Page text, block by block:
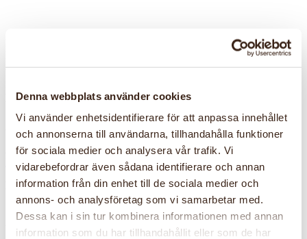
Denna webbplats använder cookies
Vi använder enhetsidentifierare för att anpassa innehållet
och annonserna till användarna, tillhandahålla funktioner
för sociala medier och analysera vår trafik. Vi
vidarebefordrar även sådana identifierare och annan
information från din enhet till de sociala medier och
annons- och analysföretag som vi samarbetar med.
Dessa kan i sin tur kombinera informationen med annan
information som du har tillhandahållit eller som de har
Emma Frost handleder dig i att sy valfri del till din dräkt under tre
lördagar. Självklart kan du också få hjälp med att genomföra
ändringar.
Kostnad: 1400 kr medlemmar, 1700 kr för övriga. Betalas via Swish
till 123 131 99 53, ange ”dräkt”.
Anmälan senast 26 september på 070-603 48 47.
Arrangör
Mora Hemslöjdens vänner
Datum och tid
10 okt, 10:00 - 14:00
7 nov, 10:00 - 14:00
28 nov, 10:00 - 14:00